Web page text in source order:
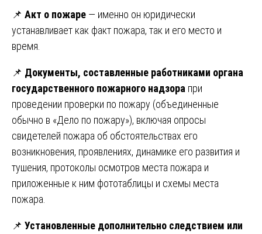
📌 Акт о пожаре — именно он юридически
устанавливает как факт пожара, так и его место и
время.
📌 Документы, составленные работниками органа
государственного пожарного надзора при
проведении проверки по пожару (объединенные
обычно в «Дело по пожару»), включая опросы
свидетелей пожара об обстоятельствах его
возникновения, проявлениях, динамике его развития и
тушения, протоколы осмотров места пожара и
приложенные к ним фототаблицы и схемы места
пожара.
📌 Установленные дополнительно следствием или